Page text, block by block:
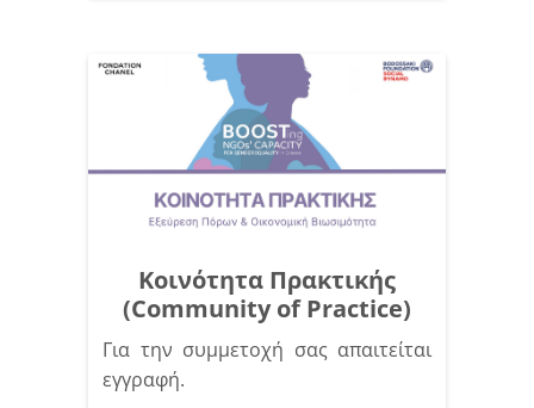
Κοινότητα Πρακτικής
(Community of Practice)
Για την συμμετοχή σας απαιτείται
εγγραφή.